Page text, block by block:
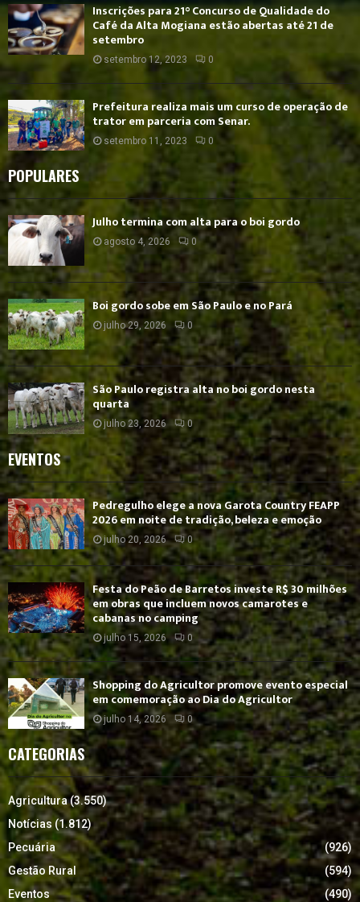
Inscrições para 21° Concurso de Qualidade do
Café da Alta Mogiana estão abertas até 21 de
setembro
setembro 12, 2023 0
Prefeitura realiza mais um curso de operação de
trator em parceria com Senar.
setembro 11, 2023 0
POPULARES
Julho termina com alta para o boi gordo
agosto 4, 2026 0
Boi gordo sobe em São Paulo e no Pará
julho 29, 2026 0
São Paulo registra alta no boi gordo nesta
quarta
julho 23, 2026 0
EVENTOS
Pedregulho elege a nova Garota Country FEAPP
2026 em noite de tradição, beleza e emoção
julho 20, 2026 0
Festa do Peão de Barretos investe R$ 30 milhões
em obras que incluem novos camarotes e
cabanas no camping
julho 15, 2026 0
Shopping do Agricultor promove evento especial
em comemoração ao Dia do Agricultor
julho 14, 2026 0
CATEGORIAS
Agricultura(3.550)
Notícias (1.812)
Pecuária
(926)
Gestão Rural
(594)
Eventos
(490)